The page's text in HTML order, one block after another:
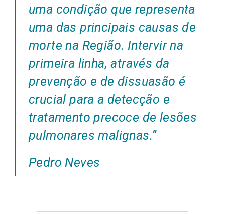
uma condição que representa
uma das principais causas de
morte na Região. Intervir na
primeira linha, através da
prevenção e de dissuasão é
crucial para a detecção e
tratamento precoce de lesões
pulmonares malignas.”
Pedro Neves